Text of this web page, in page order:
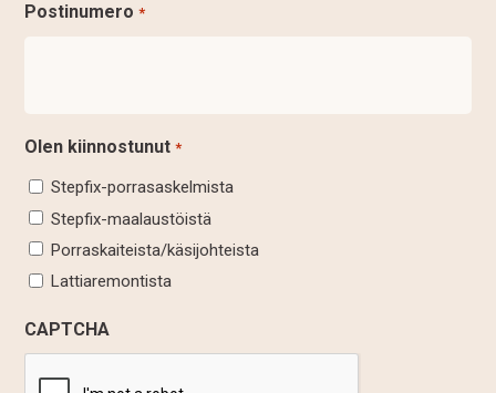
Postinumero *
Olen kiinnostunut *
Stepfix-porrasaskelmista
Stepfix-maalaustöistä
Porraskaiteista/käsijohteista
Lattiaremontista
CAPTCHA